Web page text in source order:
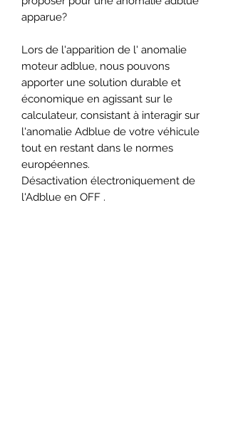
apparue?
Lors de l'apparition de l' anomalie
moteur adblue, nous pouvons
apporter une solution durable et
économique en agissant sur le
calculateur, consistant à interagir sur
l'anomalie Adblue de votre véhicule
tout en restant dans le normes
européennes.
Désactivation électroniquement de
l'Adblue en OFF .